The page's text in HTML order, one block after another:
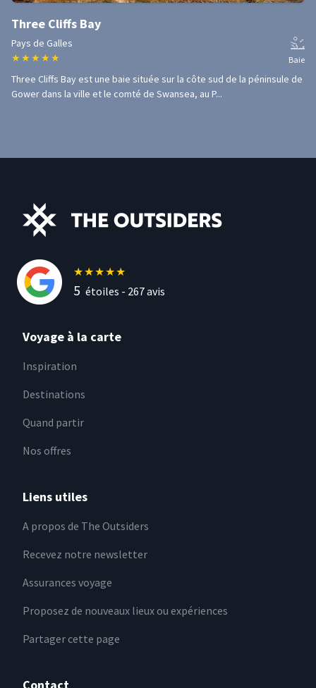
Three Cliffs Bay
Pays de Galles
★ ★ ★ ★ ★ Baie
Three Cliffs Bay est une baie située sur la côte sud de la péninsule de
Gower dans la ville et le comté de Swansea, au P...
★★★★★
5 étoiles - 267avis
Voyage à la carte
Inspiration
Destinations
Quand partir
Nos offres
Liens utiles
A propos de The Outsiders
Recevez notre newsletter
Assurances voyage
Proposez de nouveaux lieux ou expériences
Partager cette page